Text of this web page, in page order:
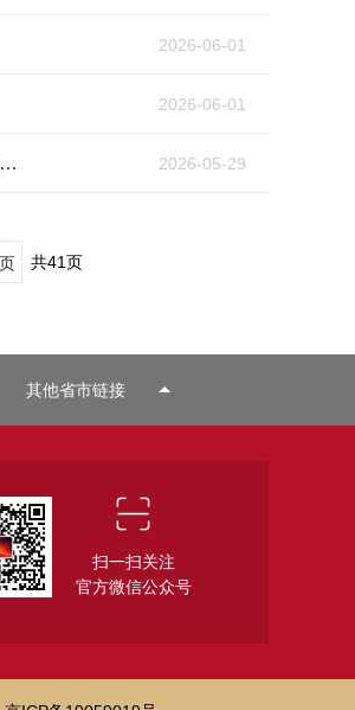
2026-06-01
2026-06-01
北京市军队离休退休干部安立休养所2026年军休干部生日慰问品采购项目第二次比选公告 2026-05-29
共41页
其他省市链接
扫一扫关注
官方微信公众号